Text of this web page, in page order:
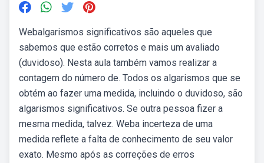
Webalgarismos significativos são aqueles que
sabemos que estão corretos e mais um avaliado
(duvidoso). Nesta aula também vamos realizar a
contagem do número de. Todos os algarismos que se
obtém ao fazer uma medida, incluindo o duvidoso, são
algarismos significativos. Se outra pessoa fizer a
mesma medida, talvez. Weba incerteza de uma
medida reflete a falta de conhecimento de seu valor
exato. Mesmo após as correções de erros